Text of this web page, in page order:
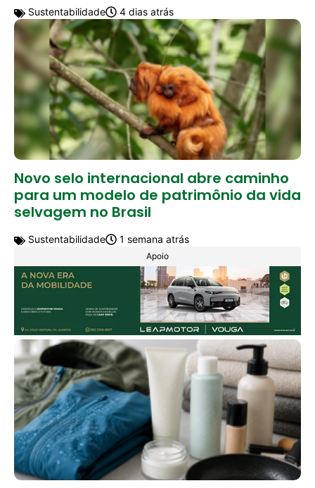
Sustentabilidade 4 dias atrás
Novo selo internacional abre caminho
para um modelo de patrimônio da vida
selvagem no Brasil
Sustentabilidade 1 semana atrás
Apoio